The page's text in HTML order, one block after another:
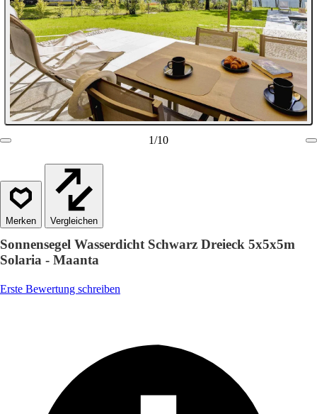
1/10
Vergleichen
Sonnensegel Wasserdicht Schwarz Dreieck 5x5x5m
Solaria - Maanta
Erste Bewertung schreiben